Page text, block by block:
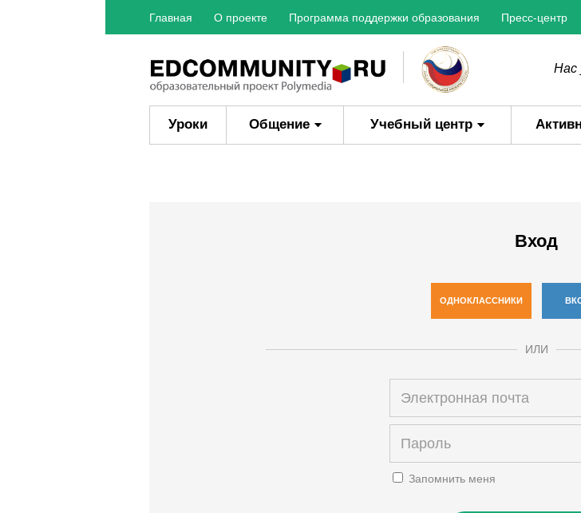
Главная О проекте Программа поддержки образования Пресс-центр
Нас
Уроки Общение Учебный центр
Вход
ОДНОКЛАССНИКИ
ИЛИ
Запомнить меня